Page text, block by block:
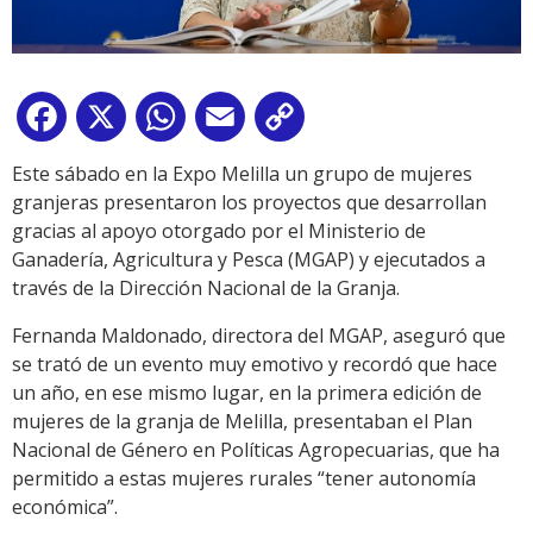
Facebook
X WhatsApp
Email
Link
Este sábado en la Expo Melilla un grupo de mujeres
granjeras presentaron los proyectos que desarrollan
gracias al apoyo otorgado por el Ministerio de
Ganadería, Agricultura y Pesca (MGAP) y ejecutados a
través de la Dirección Nacional de la Granja.
Fernanda Maldonado, directora del MGAP, aseguró que
se trató de un evento muy emotivo y recordó que hace
un año, en ese mismo lugar, en la primera edición de
mujeres de la granja de Melilla, presentaban el Plan
Nacional de Género en Políticas Agropecuarias, que ha
permitido a estas mujeres rurales “tener autonomía
económica”.